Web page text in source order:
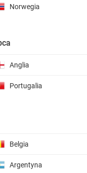
Norwegia
Anglia
Portugalia
Belgia
Argentyna